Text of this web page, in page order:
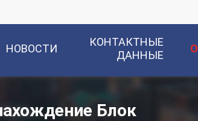
НОВОСТИ
КОНТАКТНЫЕ
ДАННЫЕ
Блок